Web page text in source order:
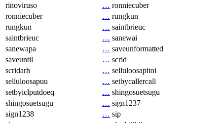
rinoviruso
… ronniecuber
ronniecuber
… rungkun
rungkun
… saintbrieuc
saintbrieuc
… sanewai
sanewapa
… saveunformatted
saveuntil
… scrid
scridarh
… selluloosapitoi
selluloosapuu
… setbycallercall
setbyiclputdoeq
… shingosuetsugu
shingosuetsugu
… sign1237
sign1238
… sip